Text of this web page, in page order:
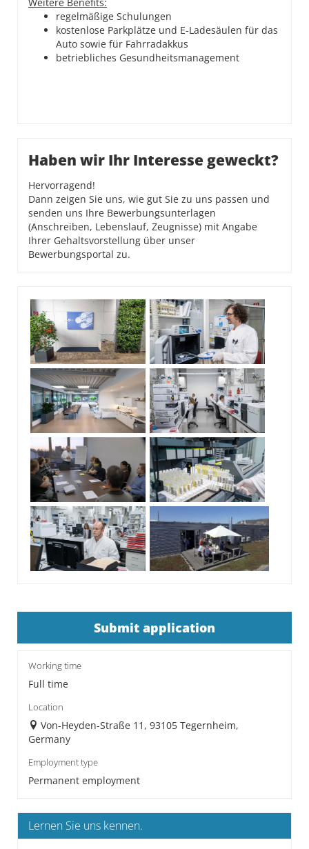
regelmäßige Schulungen
kostenlose Parkplätze und E-Ladesäulen für das
Auto sowie für Fahrradakkus
betriebliches Gesundheitsmanagement
Haben wir Ihr Interesse geweckt?
Hervorragend!
Dann zeigen Sie uns, wie gut Sie zu uns passen und
senden uns Ihre Bewerbungsunterlagen
(Anschreiben, Lebenslauf, Zeugnisse) mit Angabe
Ihrer Gehaltsvorstellung über unser
Bewerbungsportal zu.
Submit application
Working time
Full time
Location
Von-Heyden-Straße 11, 93105 Tegernheim,
Germany
Employment type
Permanent employment
Lernen Sie uns kennen.